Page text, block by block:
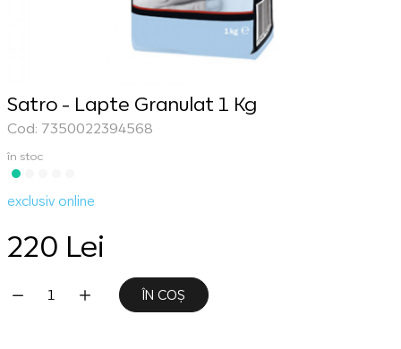
Satro - Lapte Granulat 1 Kg
Cod: 7350022394568
în stoc
exclusiv online
220 Lei
ÎN COȘ